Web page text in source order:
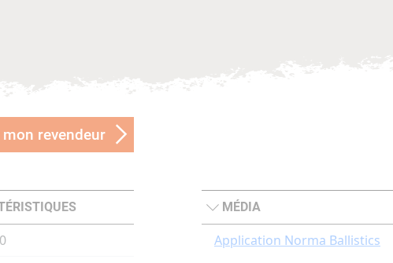
revendeur
MÉDIA
Application Norma Ballistics